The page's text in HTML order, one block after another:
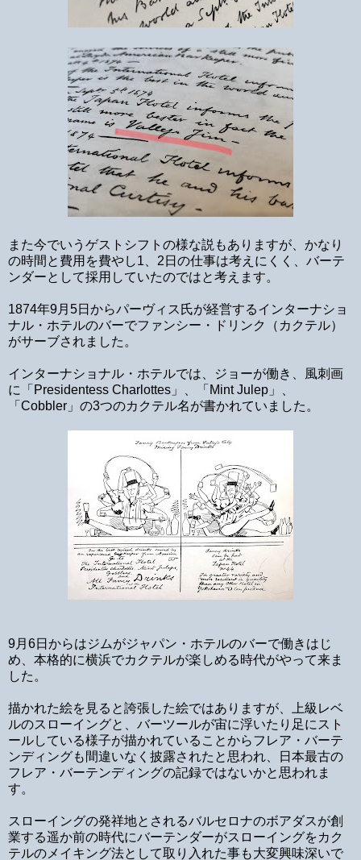
また今でいうゲストシフトの様な説もありますが、かなり
の時間と費用を費やし1、2日の仕事は考えにくく、バーテ
ンダーとして採用していたのではと考えます。
1874年9月5日からパーヴィス氏が経営するインターナショ
ナル・ホテルのバーでファンシー・ドリンク（カクテル）
がサーブされました。
インターナショナル・ホテルでは、ジョーが働き、風刺画
に「 Presidentess Charlottes 」、「 Mint Julep 」、
「 Cobbler 」の3つのカクテル名が書かれていました。
9月6日からはジムがジャパン・ホテルのバーで働きはじ
め、本格的に横浜でカクテルが楽しめる時代がやって来ま
した。
描かれた絵を見ると誇張した絵ではありますが、上級レベ
ルのスローイングと、バーツールが宙に浮いたり足にスト
ールしている様子が描かれていることからフレア・バーテ
ンディングも間違いなく披露されたと思われ、日本最古の
フレア・バーテンディングの記録ではないかと思われま
す。
スローイングの発祥地とされるバルセロナのボアダスが創
業する遥か前の時代にバーテンダーがスローイングをカク
テルのメイキング法として取り入れた事も大変興味深いで